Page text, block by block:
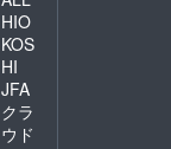
HIO
KOS
HI
JFA
クラ
ウド